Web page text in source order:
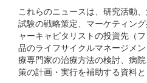
これらのニュースは、研究活動
試験の戦略策定、マーケティン
ャーキャピタリストの投資先（
品のライフサイクルマネージメ
療専門家の治療方法の検討、病
策の計画・実行を補助する資料と